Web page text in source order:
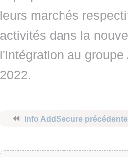
leurs marchés
activités dans la
l'intégration au
2022.
⏪ Info AddSecure précédente